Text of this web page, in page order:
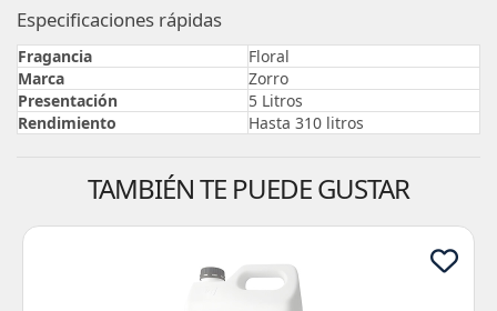
Especificaciones rápidas
Fragancia
Floral
Marca
Zorro
Presentación
5 Litros
Rendimiento
Hasta 310 litros
TAMBIÉN TE PUEDE GUSTAR